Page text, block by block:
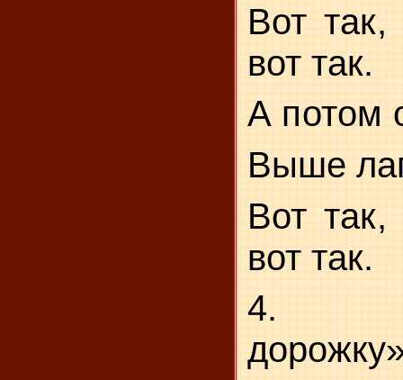
Вот так,
вот так.
А потом
Выше
Вот так,
вот так.
4.